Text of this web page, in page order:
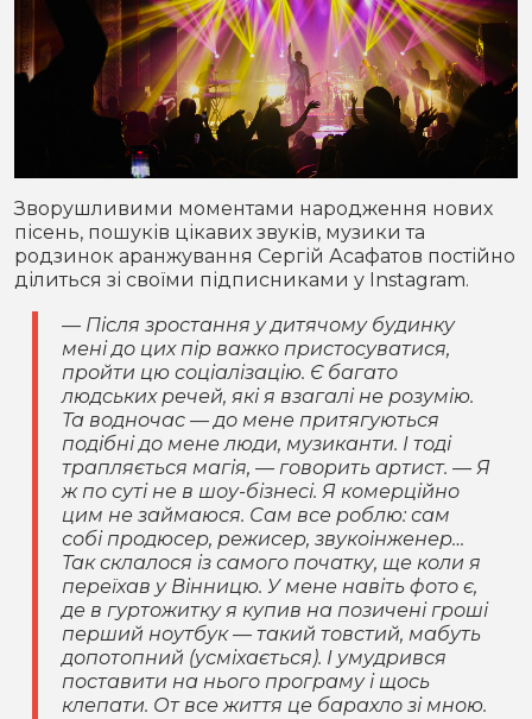
Зворушливими моментами народження нових
пісень, пошуків цікавих звуків, музики та
родзинок аранжування Сергій Асафатов постійно
ділиться зі своїми підписниками у Instagram.
— Після зростання у дитячому будинку
мені до цих пір важко пристосуватися,
пройти цю соціалізацію. Є багато
людських речей, які я взагалі не розумію.
Та водночас — до мене притягуються
подібні до мене люди, музиканти. І тоді
трапляється магія, — говорить артист. — Я
ж по суті не в шоу-бізнесі. Я комерційно
цим не займаюся. Сам все роблю: сам
собі продюсер, режисер, звукоінженер…
Так склалося із самого початку, ще коли я
переїхав у Вінницю. У мене навіть фото є,
де в гуртожитку я купив на позичені гроші
перший ноутбук — такий товстий, мабуть
допотопний (усміхається). І умудрився
поставити на нього програму і щось
клепати. От все життя це барахло зі мною.